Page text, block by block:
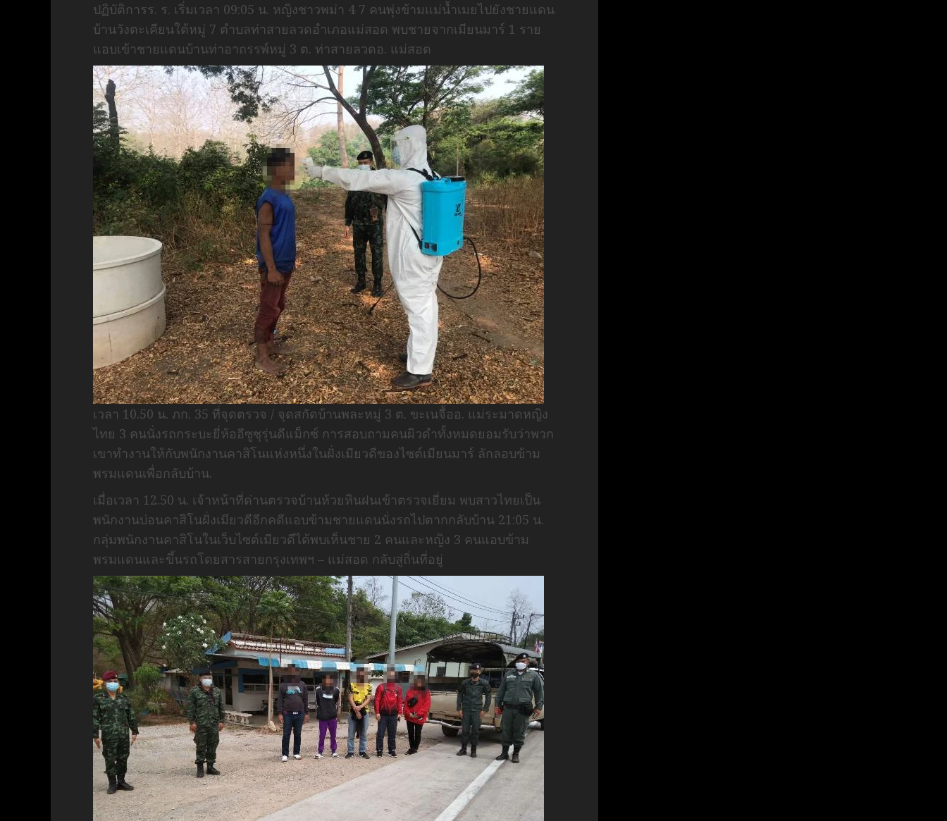
ปฏิบัติการร. ร. เริ่มเวลา 09:05 น. หญิงชาวพม่า 4 7 คนพุ่งข้ามแม่น้ำเมยไปยังชายแดน
บ้านวังตะเคียนใต้หมู่ 7 ตำบลท่าสายลวดอำเภอแม่สอด พบชายจากเมียนมาร์ 1 ราย
แอบเข้าชายแดนบ้านท่าอาถรรพ์หมู่ 3 ต. ท่าสายลวดอ. แม่สอด
เวลา 10.50 น. ภก. 35 ที่จุดตรวจ / จุดสกัดบ้านพละหมู่ 3 ต. ขะเนจื้ออ. แม่ระมาดหญิง
ไทย 3 คนนั่งรถกระบะยี่ห้ออีซูซุรุ่นดีแม็กซ์ การสอบถามคนผิวดำทั้งหมดยอมรับว่าพวก
เขาทำงานให้กับพนักงานคาสิโนแห่งหนึ่งในฝั่งเมียวดีของไซต์เมียนมาร์ ลักลอบข้าม
พรมแดนเพื่อกลับบ้าน.
เมื่อเวลา 12.50 น. เจ้าหน้าที่ด่านตรวจบ้านห้วยหินฝนเข้าตรวจเยี่ยม พบสาวไทยเป็น
พนักงานบ่อนคาสิโนฝั่งเมียวดีอีกคดีแอบข้ามชายแดนนั่งรถไปตากกลับบ้าน 21:05 น.
กลุ่มพนักงานคาสิโนในเว็บไซต์เมียวดีได้พบเห็นชาย 2 คนและหญิง 3 คนแอบข้าม
พรมแดนและขึ้นรถโดยสารสายกรุงเทพฯ – แม่สอด กลับสู่ถิ่นที่อยู่